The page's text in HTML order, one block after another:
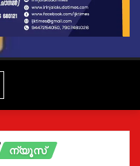
ന്യൂസ്